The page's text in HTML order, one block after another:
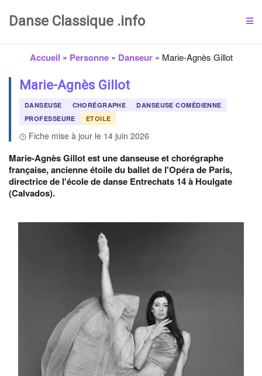
Danse Classique .info
Accueil » Personne» Danseur» Marie-Agnès Gillot
Marie-Agnès Gillot
DANSEUSE CHORÉGRAPHE
DANSEUSE COMÉDIENNE
PROFESSEURE
ETOILE
Fiche mise à jour le 14 juin 2026
Marie-Agnès Gillot est une danseuse et chorégraphe
française, ancienne étoile du ballet de l'Opéra de Paris,
directrice de l'école de danse Entrechats 14 à Houlgate
(Calvados).